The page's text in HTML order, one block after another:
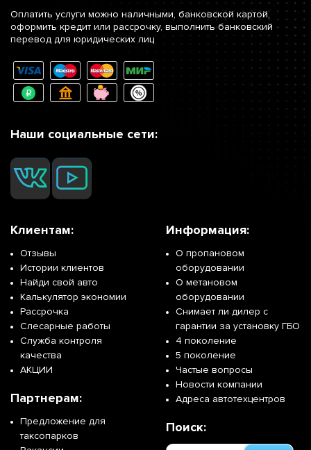
Оплатить услуги можно наличными, банковской картой,
оформить кредит или рассрочку, выполнить банковский
перевод для юридических лиц
Наши социальные сети:
Клиентам:
Отзывы
Истории клиентов
Найди свой авто
Калькулятор экономии
Рассрочка
Слесарные работы
Служба контроля
качества
АКЦИИ
Партнерам:
Предложение для
таксопарков
Информация:
О пропановом
оборудовании
О метановом
оборудовании
Снимает ли дилер с
гарантии за установку ГБО
4 поколение
5 поколение
Частые вопросы
Новости компании
Адреса автотехцентров
Поиск: